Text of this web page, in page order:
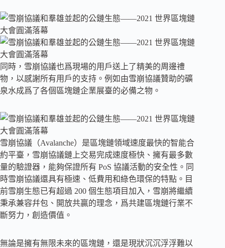
同時，雪崩協議也爲現場的用戶送上了精美的周邊禮
物，以感謝所有用戶的支持。例如由雪崩協議贊助的礦
泉水成爲了各個區塊鏈企業展臺的必備之物。
雪崩協議（Avalanche）是區塊鏈領域速度最快的智能合
約平臺，雪崩協議鏈上交易完成速度極快、擁有最多數
量的驗證器，能夠保證所有 PoS 協議活動的安全性。同
時雪崩協議還具有極速、低費用和綠色環保的特點。目
前雪崩生態已有超過 200 個生態項目加入，雪崩將繼續
秉承兼容幷包、開放共贏的理念，爲共建區塊鏈行業不
斷努力，創造價值。
無論是擁有無限未來的區塊鏈，還是現狀沉沉浮浮難以